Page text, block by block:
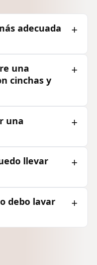
adecuada
una
cinchas y
una
llevar
debo lavar